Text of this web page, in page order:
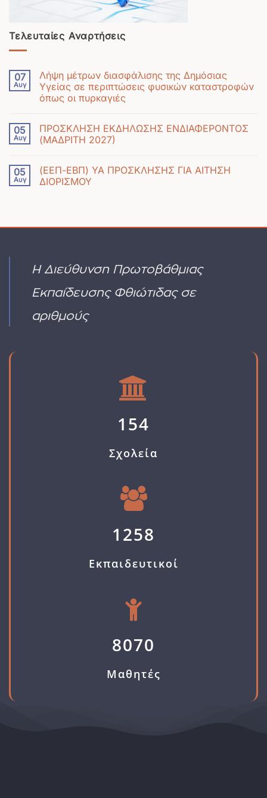
Τελευταίες Αναρτήσεις
07
Αυγ
Λήψη μέτρων διασφάλισης της Δημόσιας
Υγείας σε περιπτώσεις φυσικών καταστροφών
όπως οι πυρκαγιές
υπάρχουν
σχόλια
στο
μέτρων
διασφάλισης
σε
όπως
πυρκαγιές
05
Αυγ
ΠΡΟΣΚΛΗΣΗ ΕΚΔΗΛΩΣΗΣ ΕΝΔΙΑΦΕΡΟΝΤΟΣ
(ΜΑΔΡΙΤΗ 2027)
υπάρχουν
σχόλια
στο
05
Αυγ
(ΕΕΠ-ΕΒΠ) ΥΑ ΠΡΟΣΚΛΗΣΗΣ ΓΙΑ ΑΙΤΗΣΗ
ΔΙΟΡΙΣΜΟΥ
στο
ΥΑ
ΠΡΟΣΚΛΗΣΗΣ
ΓΙΑ
ΑΙΤΗΣΗ
ΔΙΟΡΙΣΜΟΥ
Η Διεύθυνση Πρωτοβάθμιας
Εκπαίδευσης Φθιώτιδας σε
αριθμούς
154
Σχολεία
1258
Εκπαιδευτικοί
8070
Μαθητές